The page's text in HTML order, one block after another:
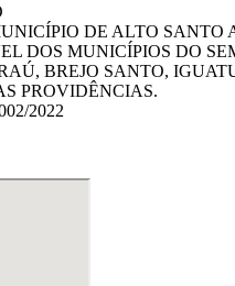
DE ALTO SANTO
DOS MUNICÍPIOS DO
BREJO SANTO,
PROVIDÊNCIAS.
2022